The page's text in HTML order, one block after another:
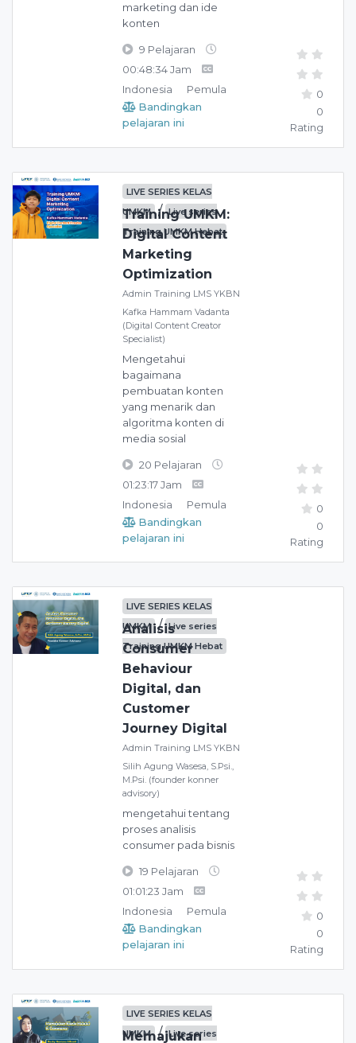
marketing dan ide
konten
9 Pelajaran
00:48:34 Jam
Indonesia
Pemula
Bandingkan
pelajaran ini
0
0
Rating
LIVE SERIES KELAS
UMKM / Live series
Training UMKM Hebat
Training UMKM:
Digital Content
Marketing
Optimization
Admin Training LMS YKBN
Kafka Hammam Vadanta
(Digital Content Creator
Specialist)
Mengetahui
bagaimana
pembuatan konten
yang menarik dan
algoritma konten di
media sosial
20 Pelajaran
01:23:17 Jam
Indonesia
Pemula
Bandingkan
pelajaran ini
0
0
Rating
LIVE SERIES KELAS
UMKM / Live series
Training UMKM Hebat
Analisis
Consumer
Behaviour
Digital, dan
Customer
Journey Digital
Admin Training LMS YKBN
Silih Agung Wasesa, S.Psi.,
M.Psi. (founder konner
advisory)
mengetahui tentang
proses analisis
consumer pada bisnis
19 Pelajaran
01:01:23 Jam
Indonesia
Pemula
Bandingkan
pelajaran ini
0
0
Rating
LIVE SERIES KELAS
UMKM / Live series
Memajukan